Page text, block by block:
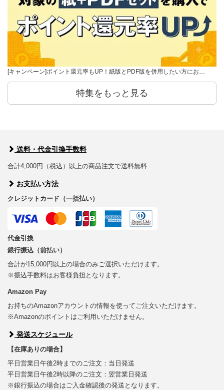
[キャンペーン]ポイント還元率もUP！紙版とPDF版を併用したい方にお…
特集をもっと見る
送料・代金引換手数料
合計4,000円（税込）以上の商品注文で送料無料
お支払い方法
クレジットカード（一括払い）
代金引換
銀行振込（前払い）
合計が15,000円以上の場合のみご選択いただけます。
※振込手数料はお客様負担となります。
Amazon Pay
お持ちのAmazonアカウントの情報を使ってご注文いただけます。
※Amazonのポイントはご利用いただけません。
発送スケジュール
【在庫ありの場合】
平日営業日午後2時までのご注文：当日発送
平日営業日午後2時以降のご注文：翌営業日発送
※銀行振込の場合はご入金確認後の発送となります。